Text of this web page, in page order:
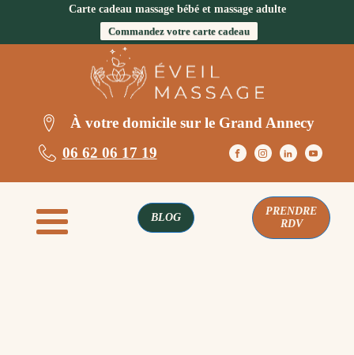
Carte cadeau massage bébé et massage adulte
Commandez votre carte cadeau
À votre domicile sur le Grand Annecy
06 62 06 17 19
BLOG
PRENDRE
RDV